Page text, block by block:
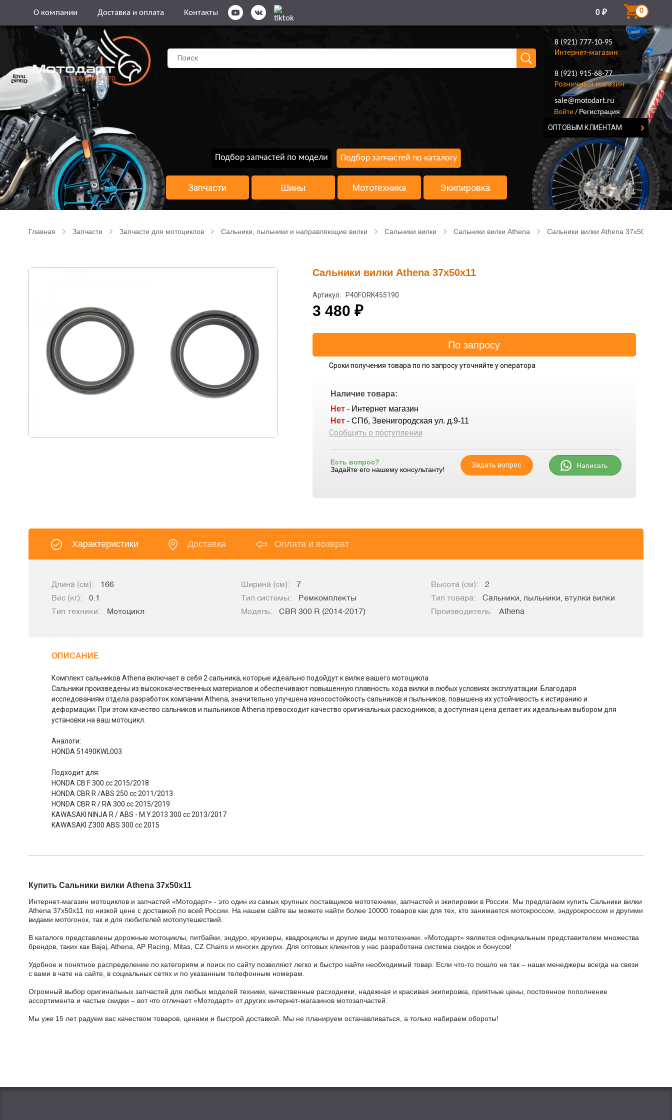
О компании Доставка и оплата Контакты 0 ₽ 0
8 (921) 777-10-95
Интернет-магазин
8 (921) 915-68-77
Розничный магазин
8 (921) 777-10-95
sale@motodart.ru
Войти / Регистрация
ОПТОВЫМ КЛИЕНТАМ
Подбор запчастей по модели Подбор запчастей по каталогу
Запчасти Шины Мототехника Экипировка
Главная Запчасти Запчасти для мотоциклов Сальники, пыльники и направляющие вилки Сальники вилки Сальники вилки Athena Сальники вилки Athena 37x50x11
Сальники вилки Athena 37x50x11
Артикул: P40FORK455190
3 480 ₽
Сроки получения товара по по запросу уточняйте у оператора
Наличие товара:
Нет - Интернет магазин
Нет - СПб, Звенигородская ул. д.9-11
Сообщить о поступлении
Есть вопрос?
Задайте его нашему консультанту!
Задать вопрос Написать
Характеристики Доставка Оплата и возврат
Длина (см): 166 Ширина (см): 7 Высота (см):
2
Вес (кг):
0.1 Тип системы: Ремкомплекты Тип товара:
Сальники, пыльники, втулки вилки
Тип техники:
Мотоцикл Модель: CBR 300 R (2014-2017) Производитель: Athena
ОПИСАНИЕ
Комплект сальников Athena включает в себя 2 сальника, которые идеально подойдут к вилке вашего мотоцикла.
Сальники произведены из высококачественных материалов и обеспечивают повышенную плавность хода вилки в любых условиях эксплуатации. Благодаря
исследованиям отдела разработок компании Athena, значительно улучшена износостойкость сальников и пыльников, повышена их устойчивость к истиранию и
деформации. При этом качество сальников и пыльников Athena превосходит качество оригинальных расходников, а доступная цена делает их идеальным выбором для
установки на ваш мотоцикл.
Аналоги:
HONDA 51490KWL003
Подходит для:
HONDA CB F 300 cc 2015/2018
HONDA CBR R /ABS 250 cc 2011/2013
HONDA CBR R / RA 300 cc 2015/2019
KAWASAKI NINJA R / ABS - M.Y.2013 300 cc 2013/2017
KAWASAKI Z300 ABS 300 cc 2015
Купить Сальники вилки Athena 37x50x11
Интернет-магазин мотоциклов и запчастей «Мотодарт» - это один из самых крупных поставщиков мототехники, запчастей и экипировки в России. Мы предлагаем купить Сальники вилки
Athena 37x50x11 по низкой цене с доставкой по всей России. На нашем сайте вы можете найти более 10000 товаров как для тех, кто занимается мотокроссом, эндурокроссом и другими
видами мотогонок, так и для любителей мотопутешествий.
В каталоге представлены дорожные мотоциклы, питбайки, эндуро, круизеры, квадроциклы и другие виды мототехники. «Мотодарт» является официальным представителем множества
брендов, таких как Bajaj, Athena, AP Racing, Mitas, CZ Chains и многих других. Для оптовых клиентов у нас разработана система скидок и бонусов!
Удобное и понятное распределение по категориям и поиск по сайту позволяют легко и быстро найти необходимый товар. Если что-то пошло не так – наши менеджеры всегда на связи
с вами в чате на сайте, в социальных сетях и по указанным телефонным номерам.
Огромный выбор оригинальных запчастей для любых моделей техники, качественные расходники, надежная и красивая экипировка, приятные цены, постоянное пополнение
ассортимента и частые скидки – вот что отличает «Мотодарт» от других интернет-магазинов мотозапчастей.
Мы уже 15 лет радуем вас качеством товаров, ценами и быстрой доставкой. Мы не планируем останавливаться, а только набираем обороты!